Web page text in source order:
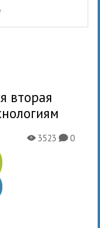
вторая
X3523K0